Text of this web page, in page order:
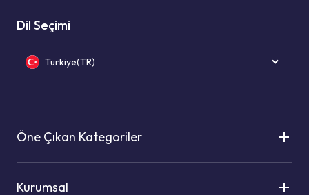
Dil Seçimi
Türkiye(TR)
Öne Çıkan Kategoriler
Kurumsal